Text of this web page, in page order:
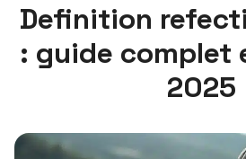
Definition
: guide complet
2025